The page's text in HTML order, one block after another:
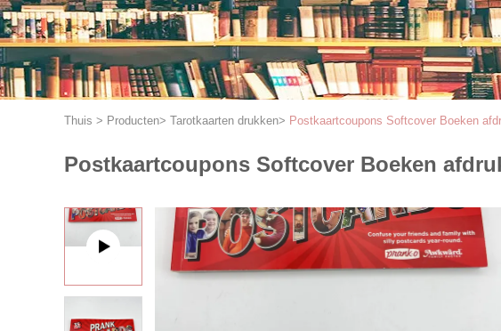
Thuis > Producten> Tarotkaarten drukken> Postkaartcoupons Softcover Boeken
Postkaartcoupons Softcover Boeken